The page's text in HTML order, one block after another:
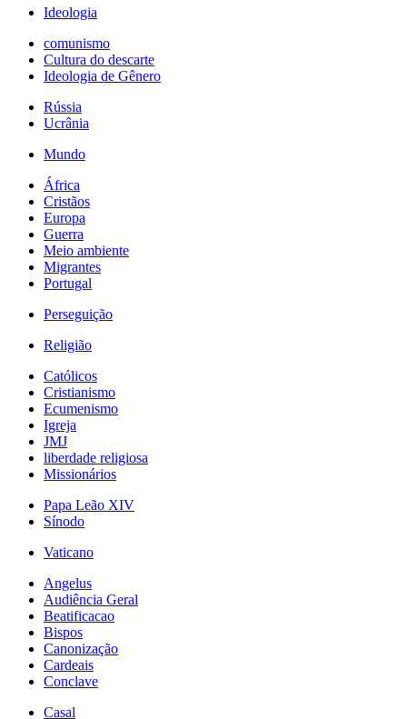
Ideologia
comunismo
Cultura do descarte
Ideologia de Gênero
Rússia
Ucrânia
Mundo
África
Cristãos
Europa
Guerra
Meio ambiente
Migrantes
Portugal
Perseguição
Religião
Católicos
Cristianismo
Ecumenismo
Igreja
JMJ
liberdade religiosa
Missionários
Papa Leão XIV
Sínodo
Vaticano
Angelus
Audiência Geral
Beatificacao
Bispos
Canonização
Cardeais
Conclave
Casal